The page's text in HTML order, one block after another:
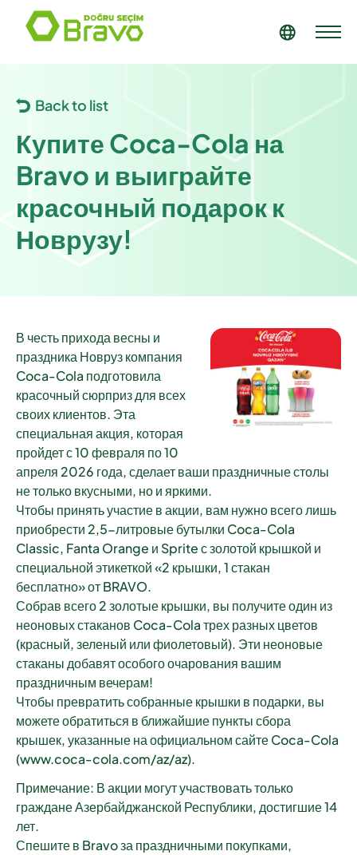
Back to list
Купите Coca-Cola на
Bravo и выиграйте
красочный подарок к
Новрузу!
В честь прихода весны и
праздника Новруз компания
Coca-Cola подготовила
красочный сюрприз для всех
своих клиентов. Эта
специальная акция, которая
пройдет с 10 февраля по 10
апреля 2026 года, сделает ваши праздничные столы
не только вкусными, но и яркими.
Чтобы принять участие в акции, вам нужно всего лишь
приобрести 2,5-литровые бутылки Coca-Cola
Classic, Fanta Orange и Sprite с золотой крышкой и
специальной этикеткой «2 крышки, 1 стакан
бесплатно» от BRAVO.
Собрав всего 2 золотые крышки, вы получите один из
неоновых стаканов Coca-Cola трех разных цветов
(красный, зеленый или фиолетовый). Эти неоновые
стаканы добавят особого очарования вашим
праздничным вечерам!
Чтобы превратить собранные крышки в подарки, вы
можете обратиться в ближайшие пункты сбора
крышек, указанные на официальном сайте Coca-Cola
(www.coca-cola.com/az/az).
Примечание: В акции могут участвовать только
граждане Азербайджанской Республики, достигшие 14
лет.
Спешите в Bravo за праздничными покупками,